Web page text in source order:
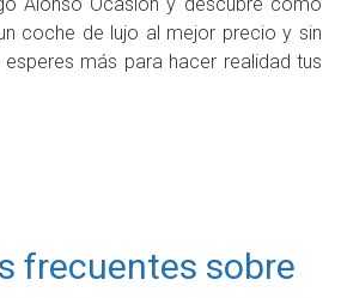
Alonso Ocasión y descubre cómo
coche de lujo al mejor precio y sin
esperes más para hacer realidad tus
frecuentes sobre